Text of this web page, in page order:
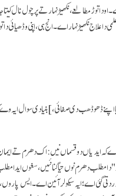
توڑ مطالعے، نکھیڑ نہار تے پرچول نال
علاج نکھیڑ نہار اے۔ انج ہی، اپنی
ڈھو ڈھب دی صفائی،]بنیادی سوال ایہ
کہ ایدیاں دو قسماں نیں: اک دھرم تے
دا مطلب دھرم نوں تیاگنا نئیں، سغوں
گئی اے؛ ایہ سیکولر آئین اے۔ ایس